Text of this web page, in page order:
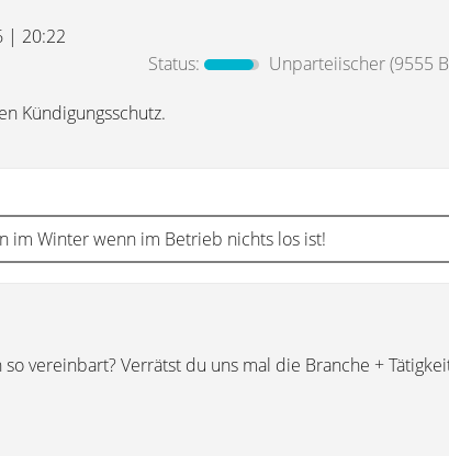
| 20:22
Status:
Unparteiischer(9555
Kündigungsschutz.
im Winter wenn im Betrieb nichts los ist!
vereinbart? Verrätst du uns mal die Branche +